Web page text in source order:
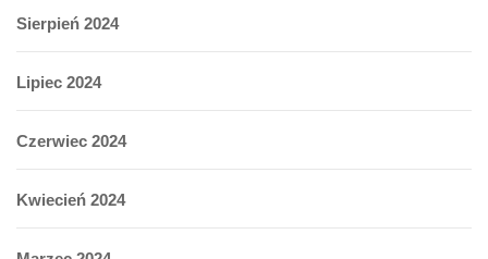
Sierpień 2024
Lipiec 2024
Czerwiec 2024
Kwiecień 2024